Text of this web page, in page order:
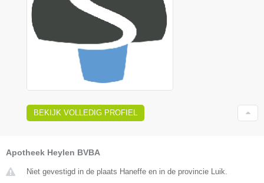
BEKIJK VOLLEDIG PROFIEL
Apotheek Heylen BVBA
Niet gevestigd in de plaats Haneffe en in de provincie Luik.